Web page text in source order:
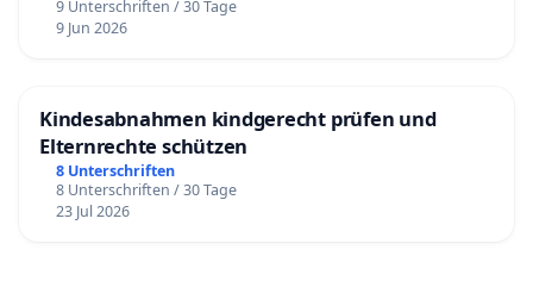
9 Unterschriften / 30 Tage
9 Jun 2026
Kindesabnahmen kindgerecht prüfen und
Elternrechte schützen
8 Unterschriften
8 Unterschriften / 30 Tage
23 Jul 2026